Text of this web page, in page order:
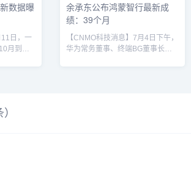
数据曝
11日，一
月到
从1.97亿
余承东公布鸿蒙智行最新成
绩：39个月
【CNMO科技消息】7月4日下午，
华为常务董事、终端BG董事长余